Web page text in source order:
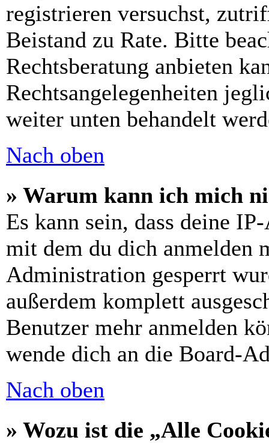
registrieren versuchst,
Beistand zu Rate. Bitte
Rechtsberatung anbieten
Rechtsangelegenheiten
weiter unten behandelt
Nach oben
» Warum kann ich mich
Es kann sein, dass deine
mit dem du dich anmelden
Administration gesperrt
außerdem komplett
Benutzer mehr anmelden
wende dich an die Board-
Nach oben
» Wozu ist die „Alle